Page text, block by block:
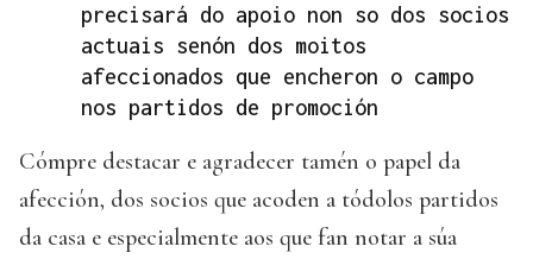
precisará do apoio non so dos socios
actuais senón dos moitos
afeccionados que encheron o campo
nos partidos de promoción
Cómpre destacar e agradecer tamén o papel da
afección, dos socios que acoden a tódolos partidos
da casa e especialmente aos que fan notar a súa